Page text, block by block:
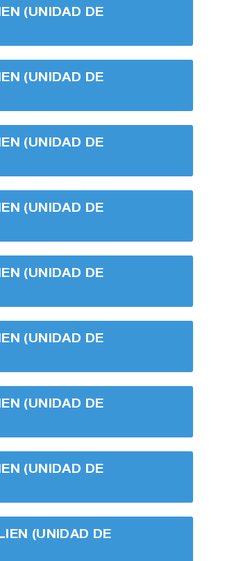
(UNIDAD DE
(UNIDAD DE
(UNIDAD DE
(UNIDAD DE
(UNIDAD DE
(UNIDAD DE
(UNIDAD DE
(UNIDAD DE
(UNIDAD DE